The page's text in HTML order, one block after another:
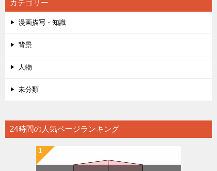
カテゴリー
漫画描写・知識
背景
人物
未分類
24時間の人気ページランキング